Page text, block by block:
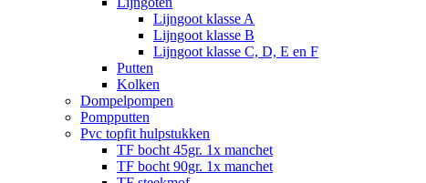
Lijngoot klasse A
Lijngoot klasse B
Lijngoot klasse C, D, E en F
Putten
Kolken
Dompelpompen
Pompputten
Pvc topfit hulpstukken
TF bocht 45gr. 1x manchet
TF bocht 90gr. 1x manchet